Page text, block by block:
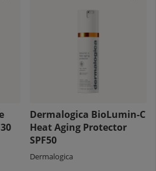
Dermalogica BioLumin-C
Heat Aging Protector
SPF50
Dermalogica